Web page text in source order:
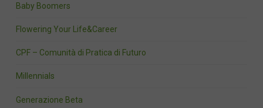
Baby Boomers
Flowering Your Life&Career
CPF – Comunità di Pratica di Futuro
Millennials
Generazione Beta